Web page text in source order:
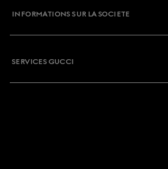
INFORMATIONS SUR LA SOCIETE
SERVICES GUCCI